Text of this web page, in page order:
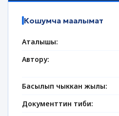
Кошумча маалымат
Аталышы:
Автору:
Басылып чыккан жылы:
Документтин тиби: